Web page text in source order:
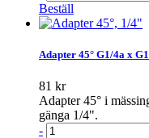
Beställ
Adapter 45° G1/4a x
81 kr
Adapter 45° i
gänga 1/4".
-